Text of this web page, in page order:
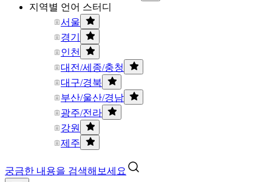
지역별 언어 스터디
서울
경기
인천
대전/세종/충청
대구/경북
부산/울산/경남
광주/전라
강원
제주
궁금한 내용을 검색해보세요